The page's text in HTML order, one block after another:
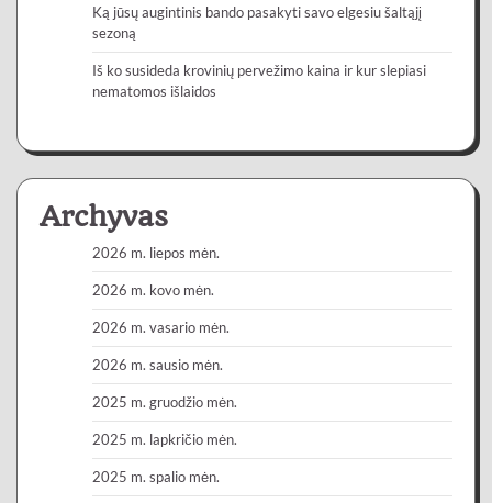
Ką jūsų augintinis bando pasakyti savo elgesiu šaltąjį
sezoną
Iš ko susideda krovinių pervežimo kaina ir kur slepiasi
nematomos išlaidos
Archyvas
2026 m. liepos mėn.
2026 m. kovo mėn.
2026 m. vasario mėn.
2026 m. sausio mėn.
2025 m. gruodžio mėn.
2025 m. lapkričio mėn.
2025 m. spalio mėn.